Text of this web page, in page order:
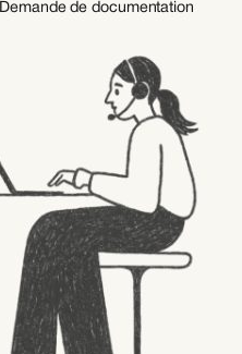
Demande de documentation